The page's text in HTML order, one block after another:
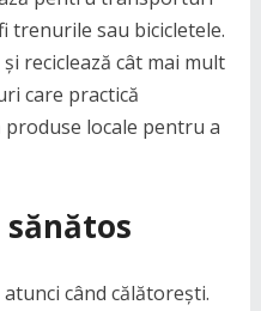
trenurile sau bicicletele.
reciclează cât mai mult
care practică
locale pentru a
când călătorești.